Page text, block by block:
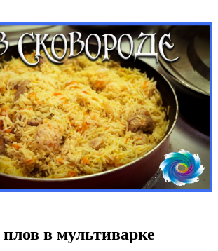
в мультиварке